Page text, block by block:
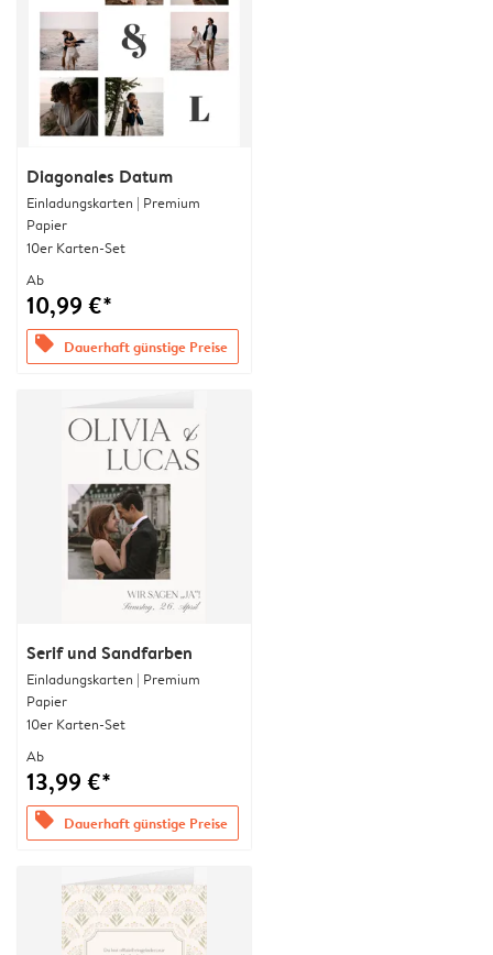
Diagonales Datum
Einladungskarten | Premium
Papier
10er Karten-Set
Ab
10,99 €*
offers Dauerhaft günstige Preise
Serif und Sandfarben
Einladungskarten | Premium
Papier
10er Karten-Set
Ab
13,99 €*
offers Dauerhaft günstige Preise